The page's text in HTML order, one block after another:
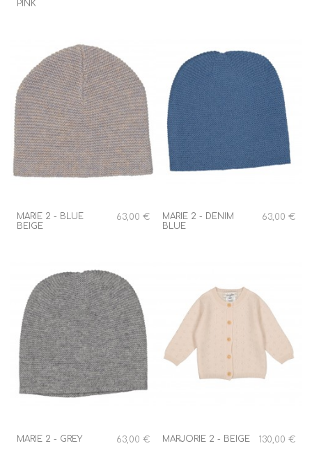
PINK
MARIE 2 - BLUE
BEIGE
63,00 €
MARIE 2 - DENIM
BLUE
63,00 €
MARIE 2 - GREY 63,00 € MARJORIE 2 - BEIGE 130,00 €